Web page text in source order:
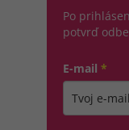
Po
potvrď
E-mail *